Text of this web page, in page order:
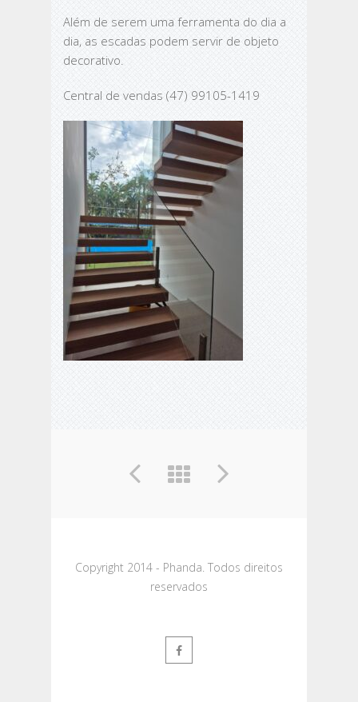
Além de serem uma ferramenta do dia a
dia, as escadas podem servir de objeto
decorativo.
Central de vendas (47) 99105-1419
Copyright 2014 - Phanda. Todos direitos
reservados